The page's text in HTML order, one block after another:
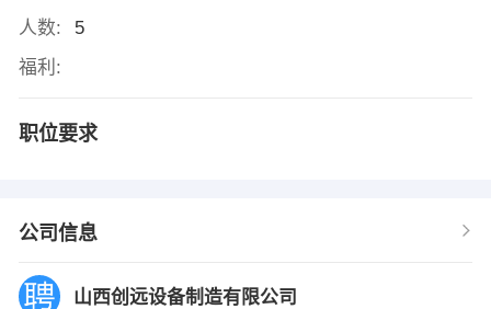
人数:
5
福利:
职位要求
公司信息
山西创远设备制造有限公司